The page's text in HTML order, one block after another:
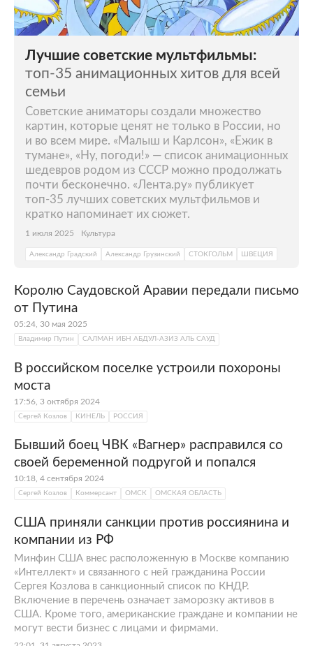
Лучшие советские мультфильмы:
топ-35 анимационных хитов для всей
семьи
Советские аниматоры создали множество
картин, которые ценят не только в России, но
и во всем мире. «Малыш и Карлсон», «Ежик в
тумане», «Ну, погоди!» — список анимационных
шедевров родом из СССР можно продолжать
почти бесконечно. «Лента.ру» публикует
топ-35 лучших советских мультфильмов и
кратко напоминает их сюжет.
1 июля 2025 Культура
Александр Градский Александр Грузинский СТОКГОЛЬМ ШВЕЦИЯ
Королю Саудовской Аравии передали письмо
от Путина
05:24, 30 мая 2025
Владимир Путин САЛМАН ИБН АБДУЛ-АЗИЗ АЛЬ САУД
В российском поселке устроили похороны
моста
17:56, 3 октября 2024
Сергей Козлов КИНЕЛЬ РОССИЯ
Бывший боец ЧВК «Вагнер» расправился со
своей беременной подругой и попался
10:18, 4 сентября 2024
Сергей Козлов Коммерсант ОМСК ОМСКАЯ ОБЛАСТЬ
США приняли санкции против россиянина и
компании из РФ
Минфин США внес расположенную в Москве компанию
«Интеллект» и связанного с ней гражданина России
Сергея Козлова в санкционный список по КНДР.
Включение в перечень означает заморозку активов в
США. Кроме того, американские граждане и компании не
могут вести бизнес с лицами и фирмами.